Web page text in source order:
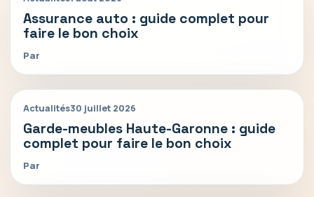
Assurance auto : guide complet pour
faire le bon choix
Par
Actualités30 juillet 2026
Garde-meubles Haute-Garonne : guide
complet pour faire le bon choix
Par